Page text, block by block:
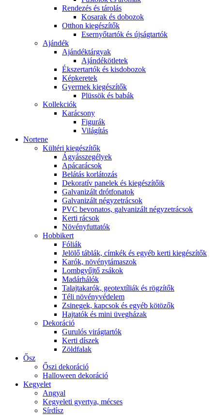
Rendezés és tárolás
Kosarak és dobozok
Otthon kiegészítők
Esernyőtartók és újságtartók
Ajándék
Ajándéktárgyak
Ajándékötletek
Ékszertartók és kisdobozok
Képkeretek
Gyermek kiegészítők
Plüssök és babák
Kollekciók
Karácsony
Figurák
Világítás
Nortene
Kültéri kiegészítők
Ágyásszegélyek
Apácarácsok
Belátás korlátozás
Dekoratív panelek és kiegészítőik
Galvanizált drótfonatok
Galvanizált négyzetrácsok
PVC bevonatos, galvanizált négyzetrácsok
Kerti rácsok
Növényfuttatók
Hobbikert
Fóliák
Jelölő táblák, címkék és egyéb kerti kiegészítők
Karók, növénytámaszok
Lombgyűjtő zsákok
Madárhálók
Talajtakarók, geotextíliák és rögzítők
Téli növényvédelem
Zsinegek, kapcsok és egyéb kötözők
Hajtatók és mini üvegházak
Dekoráció
Gurulós virágtartók
Kerti díszek
Zöldfalak
Ősz
Őszi dekoráció
Halloween dekoráció
Kegyelet
Angyal
Kegyeleti gyertya, mécses
Sírdísz